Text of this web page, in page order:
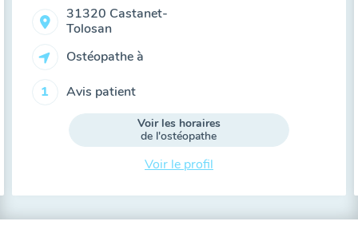
31320 Castanet-
Tolosan
Ostéopathe à
1 Avis patient
Voir les horaires
de l'ostéopathe
Voir le profil